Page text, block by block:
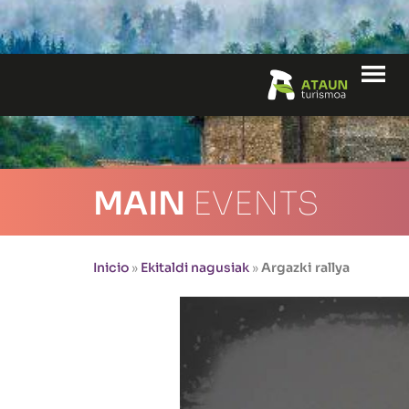
MAIN EVENTS
Inicio » Ekitaldi nagusiak »Argazki rallya